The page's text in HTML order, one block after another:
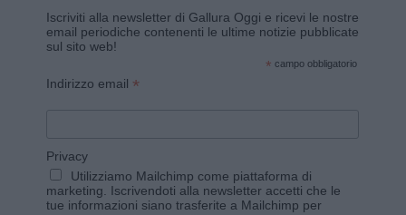
Iscriviti alla newsletter di Gallura Oggi e ricevi le nostre
email periodiche contenenti le ultime notizie pubblicate
sul sito web!
* campo obbligatorio
Indirizzo email *
Privacy
Utilizziamo Mailchimp come piattaforma di
marketing. Iscrivendoti alla newsletter accetti che le
tue informazioni siano trasferite a Mailchimp per